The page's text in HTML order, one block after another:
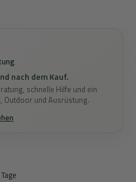
nach dem Kauf.
schnelle Hilfe und ein
Outdoor und Ausrüstung.